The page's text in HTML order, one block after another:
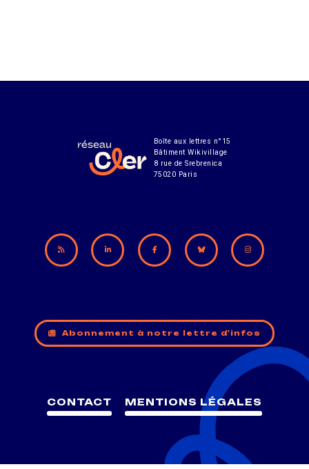
Boîte aux lettres n°15
Bâtiment Wikivillage
8 rue de Srebrenica
75020 Paris
Abonnement à notre lettre d'infos
CONTACT MENTIONS LÉGALES